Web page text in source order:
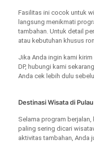
Fasilitas ini cocok untuk
langsung menikmati
tambahan. Untuk detail
atau kebutuhan khusus
Jika Anda ingin kami
DP, hubungi kami
Anda cek lebih dulu
Destinasi Wisata di
Selama program
paling sering dicari
aktivitas tambahan, Anda